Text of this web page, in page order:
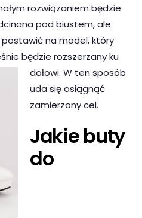
rozwiązaniem będzie
pod biustem, ale
na model, który
będzie rozszerzany ku
dołowi. W ten sposób
uda się osiągnąć
zamierzony cel.
Jakie buty
do